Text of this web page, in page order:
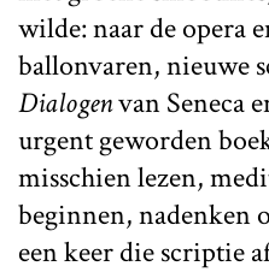
wilde: naar de opera
ballonvaren, nieuwe
Dialogenvan Seneca
urgent geworden
misschien lezen,
beginnen, nadenken
een keer die scriptie